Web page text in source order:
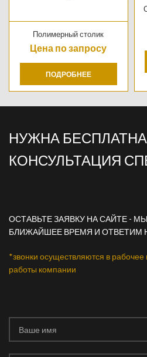
Полимерный столик
Цена по запросу
ПОДРОБНЕЕ
НУЖНА
КОНСУЛЬТАЦИЯ
ОСТАВЬТЕ ЗАЯВКУ НА САЙТЕ -
БЛИЖАЙШЕЕ ВРЕМЯ И ОТВЕТИМ
*звонки осуществляются в
работы компании